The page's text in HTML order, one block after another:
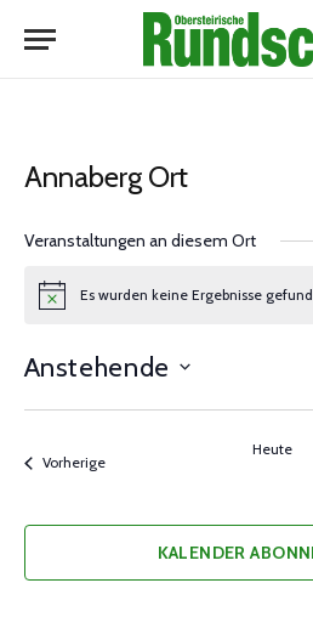
Annaberg Ort
Veranstaltungen an diesem Ort
Notice Es wurden keine Ergebnisse
Anstehende
VorherigeVeranstaltungen
Heute
KALENDER